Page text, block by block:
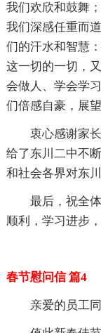
我们欢欣和鼓舞
我们深感任重而
们的汗水和智慧
这一切的一切，
会做人、学会学
们倍感自豪，展
衷心感谢家
给了东川二中不
和社会各界对东
最后，祝全
顺利，学习进步
春节慰问信 篇4
亲爱的员工